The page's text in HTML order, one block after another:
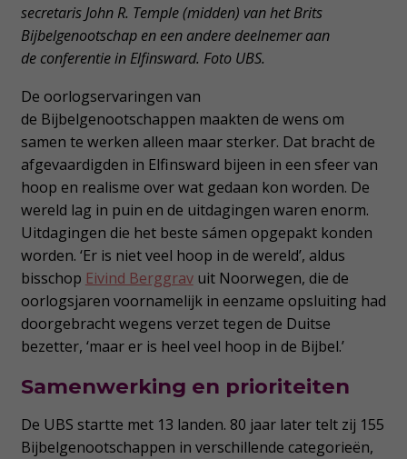
secretaris John R. Temple (midden) van het Brits
Bijbelgenootschap en een andere deelnemer aan
de conferentie in Elfinsward. Foto UBS.
De oorlogservaringen van
de Bijbelgenootschappen maakten de wens om
samen te werken alleen maar sterker. Dat bracht de
afgevaardigden in Elfinsward bijeen in een sfeer van
hoop en realisme over wat gedaan kon worden. De
wereld lag in puin en de uitdagingen waren enorm.
Uitdagingen die het beste sámen opgepakt konden
worden. ‘Er is niet veel hoop in de wereld’, aldus
bisschop Eivind Berggravuit Noorwegen, die de
oorlogsjaren voornamelijk in eenzame opsluiting had
doorgebracht wegens verzet tegen de Duitse
bezetter, ‘maar er is heel veel hoop in de Bijbel.’
Samenwerking en prioriteiten
De UBS startte met 13 landen. 80 jaar later telt zij 155
Bijbelgenootschappen in verschillende categorieën,